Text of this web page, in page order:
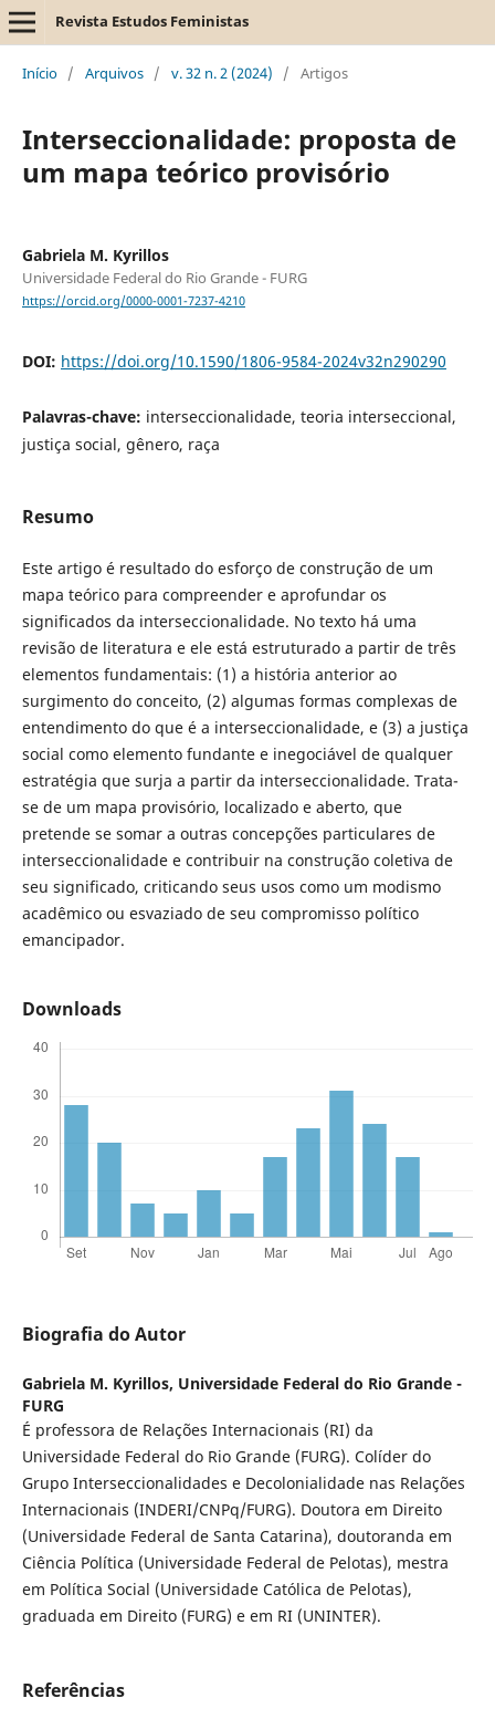
Revista Estudos Feministas
Início / Arquivos / v. 32 n. 2 (2024) / Artigos
Interseccionalidade: proposta de
um mapa teórico provisório
Gabriela M. Kyrillos
Universidade Federal do Rio Grande - FURG
https://orcid.org/0000-0001-7237-4210
DOI: https://doi.org/10.1590/1806-9584-2024v32n290290
Palavras-chave: interseccionalidade, teoria interseccional,
justiça social, gênero, raça
Resumo
Este artigo é resultado do esforço de construção de um
mapa teórico para compreender e aprofundar os
significados da interseccionalidade. No texto há uma
revisão de literatura e ele está estruturado a partir de três
elementos fundamentais: (1) a história anterior ao
surgimento do conceito, (2) algumas formas complexas de
entendimento do que é a interseccionalidade, e (3) a justiça
social como elemento fundante e inegociável de qualquer
estratégia que surja a partir da interseccionalidade. Trata-
se de um mapa provisório, localizado e aberto, que
pretende se somar a outras concepções particulares de
interseccionalidade e contribuir na construção coletiva de
seu significado, criticando seus usos como um modismo
acadêmico ou esvaziado de seu compromisso político
emancipador.
Downloads
Biografia do Autor
Gabriela M. Kyrillos, Universidade Federal do Rio Grande -
FURG
É professora de Relações Internacionais (RI) da
Universidade Federal do Rio Grande (FURG). Colíder do
Grupo Interseccionalidades e Decolonialidade nas Relações
Internacionais (INDERI/CNPq/FURG). Doutora em Direito
(Universidade Federal de Santa Catarina), doutoranda em
Ciência Política (Universidade Federal de Pelotas), mestra
em Política Social (Universidade Católica de Pelotas),
graduada em Direito (FURG) e em RI (UNINTER).
Referências